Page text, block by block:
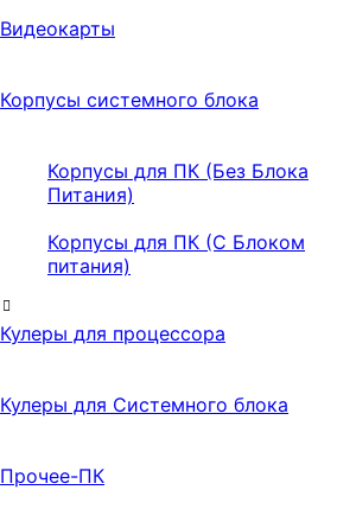
Видеокарты
Корпусы системного блока
Корпусы для ПК (Без Блока
Питания)
Корпусы для ПК (С Блоком
питания)
Кулеры для процессора
Кулеры для Системного блока
Прочее-ПК